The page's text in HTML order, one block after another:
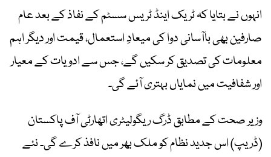
انہوں نے بتایا کہ ٹریک اینڈ ٹریس سسٹم کے نفاذ کے بعد عام
صارفین بھی باآسانی دوا کی میعادِ استعمال، قیمت اور دیگر اہم
معلومات کی تصدیق کر سکیں گے، جس سے ادویات کے معیار
اور شفافیت میں نمایاں بہتری آئے گی۔
وزیر صحت کے مطابق ڈرگ ریگولیٹری اتھارٹی آف پاکستان
(ڈریپ) اس جدید نظام کو ملک بھر میں نافذ کرے گی۔ نئے